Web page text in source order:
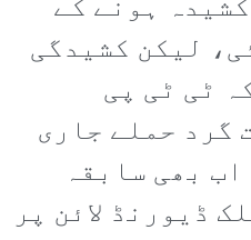
ہونے کے
لیکن کشیدگی
ٹی ٹی پی
گرد حملے جاری
بھی سابقہ
ڈیورنڈ لائن پر